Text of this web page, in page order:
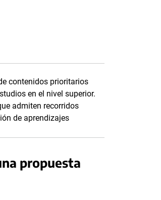
contenidos prioritarios
en el nivel superior.
admiten recorridos
de aprendizajes
propuesta